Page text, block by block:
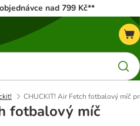
nad 799 Kč**
CHUCKIT! Air Fetch fotbalový míč
fotbalový míč